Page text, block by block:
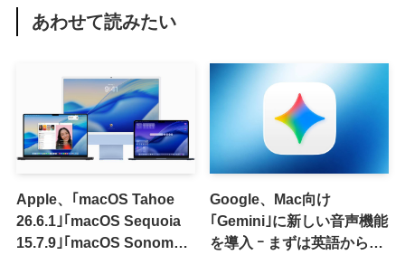
あわせて読みたい
Apple、｢macOS Tahoe
26.6.1｣｢macOS Sequoia
15.7.9｣｢macOS Sonoma
Google、Mac向け
｢Gemini｣に新しい音声機能
を導入 ｰ まずは英語から対